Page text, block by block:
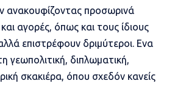
ανακουφίζοντας προσωρινά
αγορές, όπως και τους ίδιους
επιστρέφουν δριμύτεροι. Ενα
γεωπολιτική, διπλωματική,
σκακιέρα, όπου σχεδόν κανείς